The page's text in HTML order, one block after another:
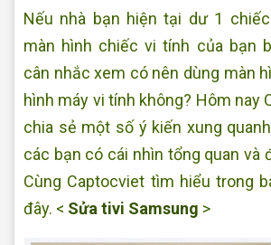
Nếu nhà bạn hiện tại dư 1
màn hình chiếc vi tính của bạn
cân nhắc xem có nên dùng màn
hình máy vi tính không? Hôm nay
chia sẻ một số ý kiến xung
các bạn có cái nhìn tổng quan và
Cùng Captocviet tìm hiểu trong
đây. < Sửa tivi Samsung >